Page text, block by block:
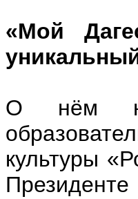
«Мой
О нём на
культуры